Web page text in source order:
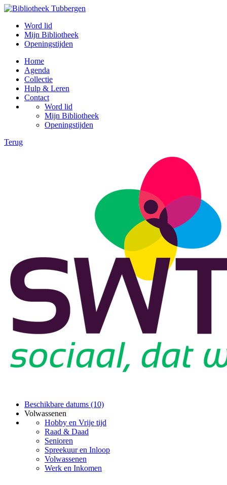
Word lid
Mijn Bibliotheek
Openingstijden
Home
Agenda
Collectie
Hulp & Leren
Contact
Word lid
Mijn Bibliotheek
Openingstijden
Terug
Beschikbare datums (10)
Volwassenen
Hobby en Vrije tijd
Raad & Daad
Senioren
Spreekuur en Inloop
Volwassenen
Werk en Inkomen